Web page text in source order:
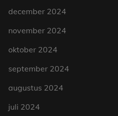
december 2024
november 2024
oktober 2024
september 2024
augustus 2024
juli 2024